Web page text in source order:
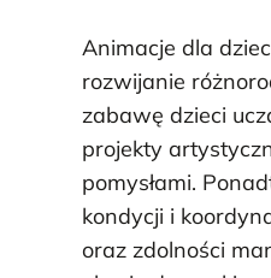
Animacje dla
rozwijanie
zabawę dzieci
projekty
pomysłami.
kondycji i
oraz zdolności